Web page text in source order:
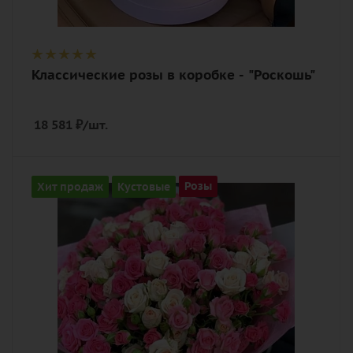
Классические розы в коробке - "Роскошь"
18 581 ₽/шт.
Хит продаж Кустовые Розы
Количество
35
кремовый, нежный, разноцветный,
розовый
Описание
роза кустовая, лента, дизайнерская
упаковка